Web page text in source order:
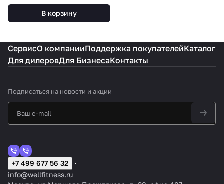
В корзину
СервисО компанииПоддержка покупателейКаталог
Для дилеровДля БизнесаКонтакты
Подписаться на новости и акции
+7 499 677 56 32
info@wellfitness.ru